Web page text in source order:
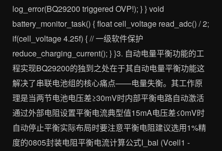
log_error(BQ29200 triggered OVP!); } } void
battery_monitor_task() { float cell_voltage read_adc() / 2;
if(cell_voltage 4.25f) { // 一级软件保护
reduce_charging_current(); } }3. 自动电量平衡功能的工
程实现BQ29200的独到之处在于其自动电量平衡功能这
解决了串联电池组的核心痛点——电量失衡。其工作原
理是当两节电池电压差≥30mV时内部平衡电路自动激活
通过外部电阻设置平衡电流典型值15mA电压差≤0mV时
自动停止平衡实际布局时要注意平衡电阻建议选用1%精
度的0805封装电阻平衡电流计算公式I_bal (Vcell1 -